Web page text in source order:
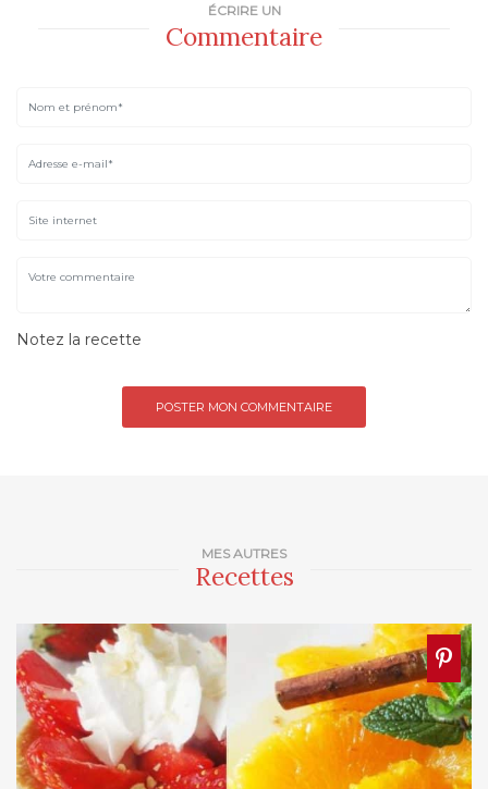
MES AUTRES
Recettes
ÉCRIRE UN
Commentaire
Notez la recette